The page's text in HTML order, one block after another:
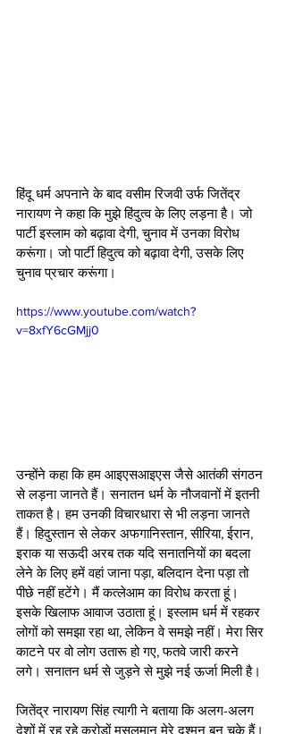
हिंदू धर्म अपनाने के बाद वसीम रिजवी उर्फ जितेंद्र
नारायण ने कहा कि मुझे हिंदुत्व के लिए लड़ना है। जो
पार्टी इस्लाम को बढ़ावा देगी, चुनाव में उनका विरोध
करूंगा। जो पार्टी हिदुत्व को बढ़ावा देगी, उसके लिए
चुनाव प्रचार करूंगा।
https://www.youtube.com/watch?
v=8xfY6cGMjj0
उन्होंने कहा कि हम आइएसआइएस जैसे आतंकी संगठन
से लड़ना जानते हैं। सनातन धर्म के नौजवानों में इतनी
ताकत है। हम उनकी विचारधारा से भी लड़ना जानते
हैं। हिदुस्तान से लेकर अफगानिस्तान, सीरिया, ईरान,
इराक या सऊदी अरब तक यदि सनातनियों का बदला
लेने के लिए हमें वहां जाना पड़ा, बलिदान देना पड़ा तो
पीछे नहीं हटेंगे। मैं कत्लेआम का विरोध करता हूं।
इसके खिलाफ आवाज उठाता हूं। इस्लाम धर्म में रहकर
लोगों को समझा रहा था, लेकिन वे समझे नहीं। मेरा सिर
काटने पर वो लोग उतारू हो गए, फतवे जारी करने
लगे। सनातन धर्म से जुड़ने से मुझे नई ऊर्जा मिली है।
जितेंद्र नारायण सिंह त्यागी ने बताया कि अलग-अलग
देशों में रह रहे करोड़ों मुसलमान मेरे दुश्मन बन चुके हैं।